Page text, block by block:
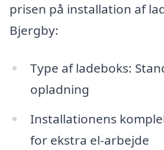
prisen på installation af
Bjergby:
Type af ladeboks:
opladning
Installationens
for ekstra el-arbejde